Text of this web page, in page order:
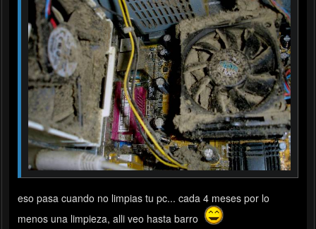
eso pasa cuando no limpias tu pc... cada 4 meses por lo
menos una limpieza, alli veo hasta barro